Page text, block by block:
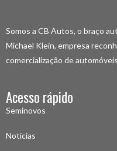
Somos a CB Autos, o braço
Michael Klein, empresa
comercialização de
Acesso rápido
Seminovos
Notícias